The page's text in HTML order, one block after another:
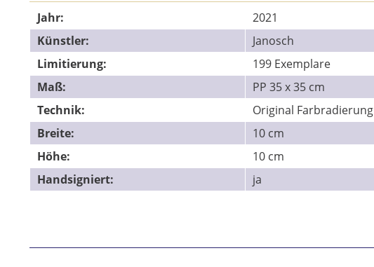
Jahr:
2021
Künstler:
Janosch
Limitierung:
199 Exemplare
Maß:
PP 35 x 35 cm
Technik:
Original Farbradierung
Breite:
10 cm
Höhe:
10 cm
Handsigniert:
ja